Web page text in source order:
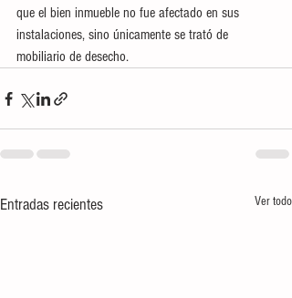
que el bien inmueble no fue afectado en sus
instalaciones, sino únicamente se trató de
mobiliario de desecho.
Entradas recientes Ver todo